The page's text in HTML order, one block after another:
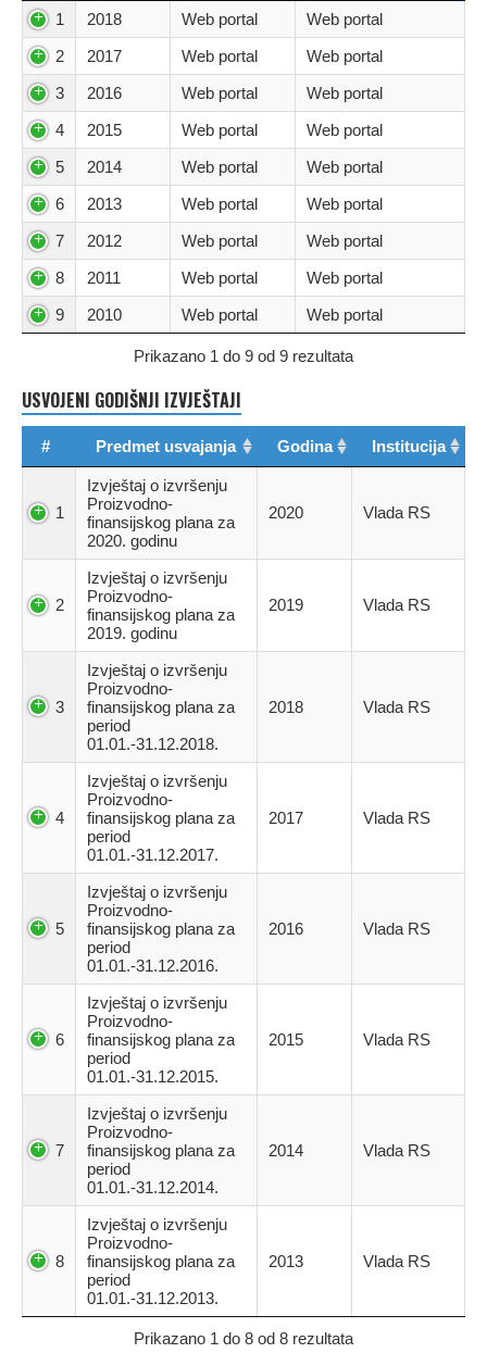
1 2018 Web portal
Web portal
2
2017 Web portal
Web portal
3
2016 Web portal
Web portal
4
2015 Web portal
Web portal
5
2014 Web portal
Web portal
6
2013 Web portal
Web portal
7
2012 Web portal
Web portal
8
2011 Web portal
Web portal
9
2010 Web portal Web portal
Prikazano 1 do 9 od 9 rezultata
USVOJENI GODIŠNJI IZVJEŠTAJI
# Predmet usvajanja Godina Institucija
1
Izvještaj o izvršenju
Proizvodno-
finansijskog plana za
2020. godinu
2020 Vlada RS
2
Izvještaj o izvršenju
Proizvodno-
finansijskog plana za
2019. godinu
2019 Vlada RS
3
Izvještaj o izvršenju
Proizvodno-
finansijskog plana za
period
01.01.-31.12.2018.
2018 Vlada RS
4
Izvještaj o izvršenju
Proizvodno-
finansijskog plana za
period
01.01.-31.12.2017.
2017 Vlada RS
5
Izvještaj o izvršenju
Proizvodno-
finansijskog plana za
period
01.01.-31.12.2016.
2016 Vlada RS
6
Izvještaj o izvršenju
Proizvodno-
finansijskog plana za
period
01.01.-31.12.2015.
2015 Vlada RS
7
Izvještaj o izvršenju
Proizvodno-
finansijskog plana za
period
01.01.-31.12.2014.
2014 Vlada RS
8
Izvještaj o izvršenju
Proizvodno-
finansijskog plana za
period
01.01.-31.12.2013.
2013 Vlada RS
Prikazano 1 do 8 od 8 rezultata